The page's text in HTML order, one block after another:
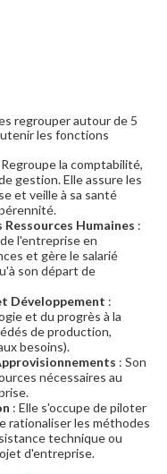
regrouper autour de 5
les fonctions
Regroupe la comptabilité,
gestion. Elle assure les
et veille à sa santé
Humaines :
l'entreprise en
et gère le salarié
son départ de
Développement :
et du progrès à la
de production,
besoins).
: Son
nécessaires au
: Elle s'occupe de piloter
rationaliser les méthodes
technique ou
d'entreprise.